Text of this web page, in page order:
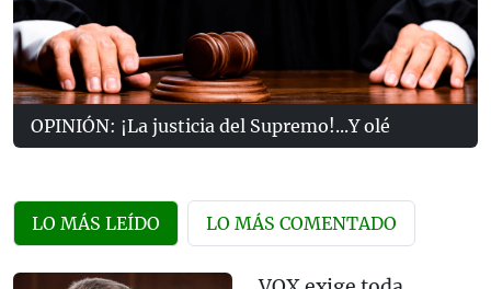
OPINIÓN: ¡La justicia del Supremo!...Y olé
LO MÁS LEÍDO LO MÁS COMENTADO